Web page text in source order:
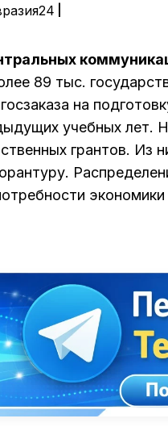
89 тыс.
на
учебных лет.
грантов. Из